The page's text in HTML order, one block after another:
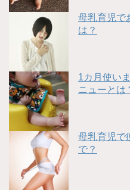
母乳育児で
は？
1カ月使い
ニューとは
母乳育児で
で？